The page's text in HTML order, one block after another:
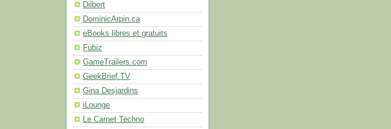
Dilbert
DominicArpin.ca
eBooks libres et gratuits
Fubiz
GameTrailers.com
GeekBrief.TV
Gina Desjardins
iLounge
Le Carnet Techno